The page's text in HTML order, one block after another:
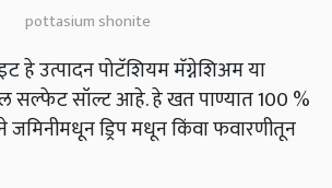
pottasium shonite
हे उत्पादन पोटॅशियम मॅग्नेशिअम या
सल्फेट सॉल्ट आहे.हे खत पाण्यात 100%
जमिनीमधून ड्रिप मधून किंवा फवारणीतून